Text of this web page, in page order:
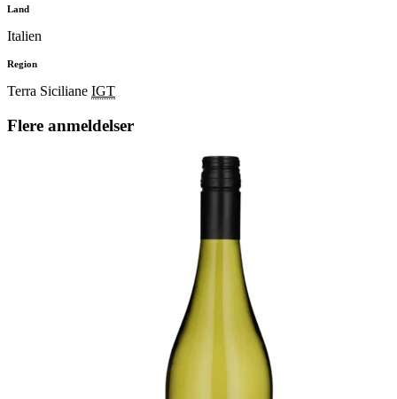
Land
Italien
Region
Terra Siciliane IGT
Flere anmeldelser